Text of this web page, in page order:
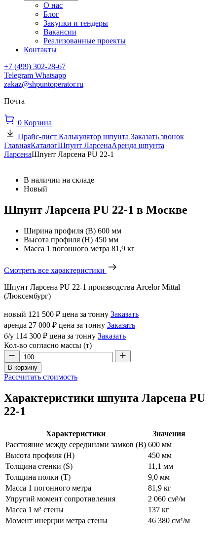
О нас
Блог
Закупки и тендеры
Вакансии
Реализованные проекты
Контакты
+7 (499) 302-28-67
Telegram Whatsapp
zakaz@shpuntoperator.ru
Почта
0 Корзина
Прайс-лист Калькулятор шпунта Заказать звонок
ГлавнаяКаталогШпунт ЛарсенаАренда шпунта
ЛарсенаШпунт Ларсена PU 22-1
В наличии на складе
Новый
Шпунт Ларсена PU 22-1 в Москве
Ширина профиля (В) 600 мм
Высота профиля (Н) 450 мм
Масса 1 погонного метра 81,9 кг
Смотреть все характеристики
Шпунт Ларсена PU 22-1 производства Arcelor Mittal
(Люксембург)
новый 121 500 ₽ цена за тонну Заказать
аренда 27 000 ₽ цена за тонну Заказать
б/у 114 300 ₽ цена за тонну Заказать
Кол-во согласно массы (т)
В корзину
Рассчитать стоимость
Характеристики шпунта Ларсена PU
22-1
Характеристики
Значения
Расстояние между серединами замков (В) 600 мм
Высота профиля (Н)
450 мм
Толщина стенки (S)
11,1 мм
Толщина полки (T)
9,0 мм
Масса 1 погонного метра
81,9 кг
Упругий момент сопротивления
2 060 см³/м
Масса 1 м² стены
137 кг
Момент инерции метра стены
46 380 см⁴/м